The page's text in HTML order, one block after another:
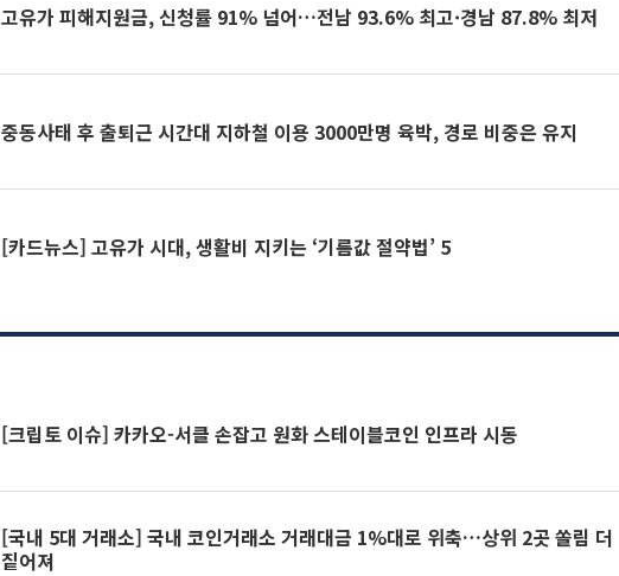
고유가 피해지원금, 신청률 91% 넘어…전남 93.6% 최고·경남 87.8% 최저
중동사태 후 출퇴근 시간대 지하철 이용 3000만명 육박, 경로 비중은 유지
[카드뉴스] 고유가 시대, 생활비 지키는 ‘기름값 절약법’ 5
[크립토 이슈] 카카오-서클 손잡고 원화 스테이블코인 인프라 시동
[국내 5대 거래소] 국내 코인거래소 거래대금 1%대로 위축…상위 2곳 쏠림 더
짙어져